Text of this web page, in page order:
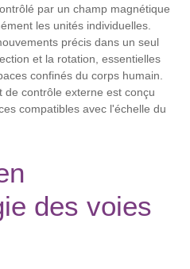
par un champ magnétique
les unités individuelles.
précis dans un seul
et la rotation, essentielles
confinés du corps humain.
de contrôle externe est conçu
compatibles avec l'échelle du
des voies